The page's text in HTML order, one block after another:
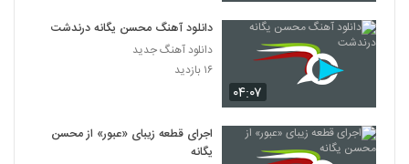
۰۴:۰۷
دانلود آهنگ محسن یگانه درندشت
دانلود آهنگ جدید
۱۶ بازدید
اجرای قطعه زیبای «عبور» از محسن
یگانه